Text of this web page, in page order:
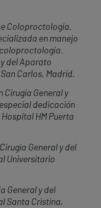
Coloproctología.
en manejo
coloproctología.
del Aparato
Carlos, Madrid.
Cirugía General y
dedicación
HM Puerta
General y del
Universitario
General y del
Santa Cristina,